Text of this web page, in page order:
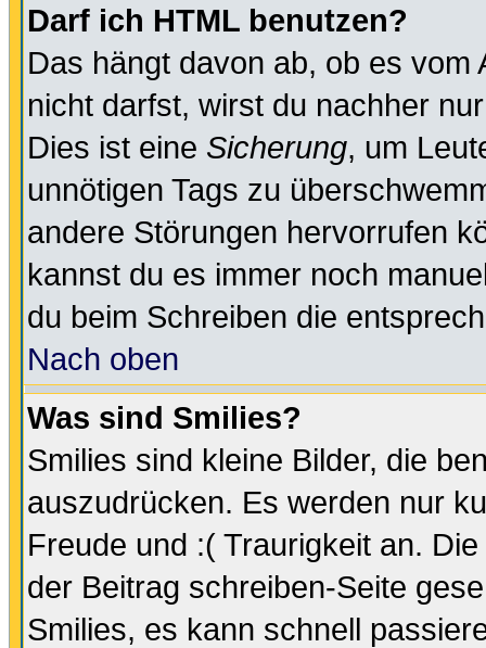
Darf ich HTML benutzen?
Das hängt davon ab, ob es
nicht darfst, wirst du nachher
Dies ist eine Sicherung, um
unnötigen Tags zu
andere Störungen hervorrufen
kannst du es immer noch
du beim Schreiben die
Nach oben
Was sind Smilies?
Smilies sind kleine Bilder, die
auszudrücken. Es werden nur
Freude und :( Traurigkeit an.
der Beitrag schreiben-Seite
Smilies, es kann schnell